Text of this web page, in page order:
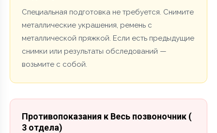
Специальная подготовка не требуется. Снимите
металлические украшения, ремень с
металлической пряжкой. Если есть предыдущие
снимки или результаты обследований —
возьмите с собой.
Противопоказания к Весь позвоночник (
3 отдела)